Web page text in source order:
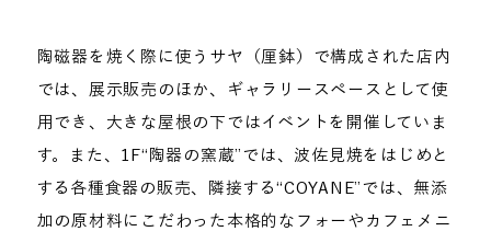
陶磁器を焼く際に使うサヤ（厘鉢）で構成された店内
では、展示販売のほか、ギャラリースペースとして使
用でき、大きな屋根の下ではイベントを開催していま
す。また、1F“陶器の窯蔵”では、波佐見焼をはじめと
する各種食器の販売、隣接する“COYANE”では、無添
加の原材料にこだわった本格的なフォーやカフェメニ